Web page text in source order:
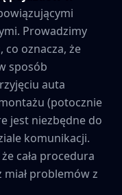
Prowadzimy
oznacza, że
sposób
auta
(potocznie
jest niezbędne do
komunikacji.
cała procedura
miał problemów z